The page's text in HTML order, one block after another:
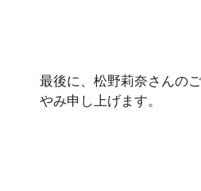
最後に、松野莉奈さんの
やみ申し上げます。